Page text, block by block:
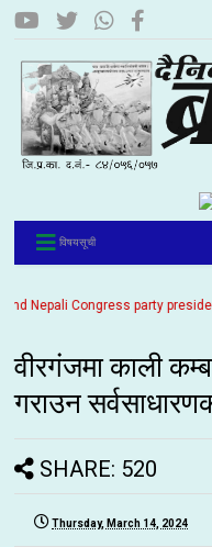
विषयसूची
Nepali Congress party
वीरगंजमा काली
गराउन
SHARE: 520
Thursday, March 14, 2024